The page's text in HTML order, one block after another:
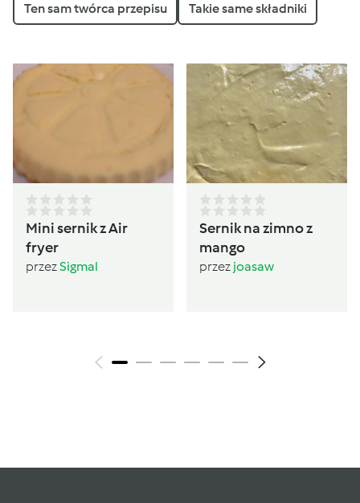
Ten sam twórca przepisu Takie same składniki
Mini sernik z Air
fryer
przezSigmal
Sernik na zimno z
mango
przez joasaw